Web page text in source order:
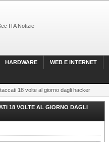
ITA Notizie
HARDWARE WEB E INTERNET
18 volte al giorno dagli hacker
18 VOLTE AL GIORNO DAGLI